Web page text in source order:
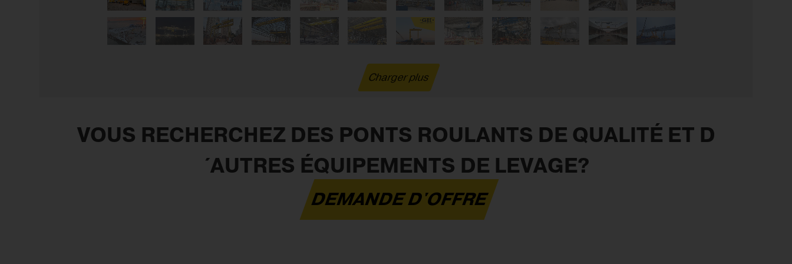
Charger plus
VOUS RECHERCHEZ DES PONTS ROULANTS DE QUALITÉ ET D
´AUTRES ÉQUIPEMENTS DE LEVAGE?
DEMANDE D'OFFRE